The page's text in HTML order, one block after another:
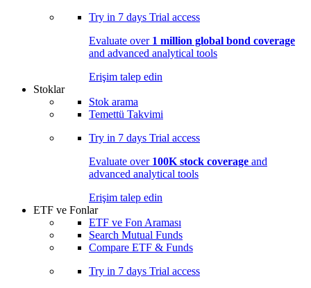
Try in 7 days Trial access
Evaluate over 1 million global bond coverage
and advanced analytical tools
Erişim talep edin
Stoklar
Stok arama
Temettü Takvimi
Try in 7 days Trial access
Evaluate over 100K stock coverage and
advanced analytical tools
Erişim talep edin
ETF ve Fonlar
ETF ve Fon Araması
Search Mutual Funds
Compare ETF & Funds
Try in 7 days Trial access